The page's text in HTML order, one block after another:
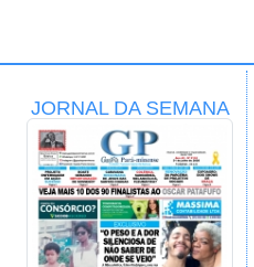
JORNAL DA SEMANA